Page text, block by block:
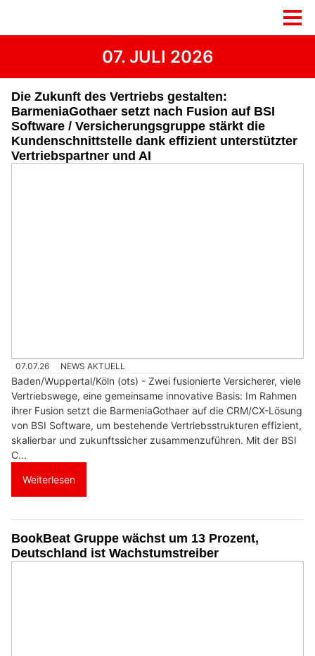
07. JULI 2026
Die Zukunft des Vertriebs gestalten:
BarmeniaGothaer setzt nach Fusion auf BSI
Software / Versicherungsgruppe stärkt die
Kundenschnittstelle dank effizient unterstützter
Vertriebspartner und AI
07.07.26 NEWS AKTUELL
Baden/Wuppertal/Köln (ots) - Zwei fusionierte Versicherer, viele
Vertriebswege, eine gemeinsame innovative Basis: Im Rahmen
ihrer Fusion setzt die BarmeniaGothaer auf die CRM/CX-Lösung
von BSI Software, um bestehende Vertriebsstrukturen effizient,
skalierbar und zukunftssicher zusammenzuführen. Mit der BSI
C...
Weiterlesen
BookBeat Gruppe wächst um 13 Prozent,
Deutschland ist Wachstumstreiber